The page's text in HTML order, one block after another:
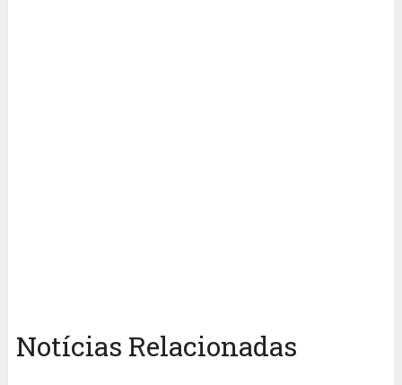
Notícias Relacionadas